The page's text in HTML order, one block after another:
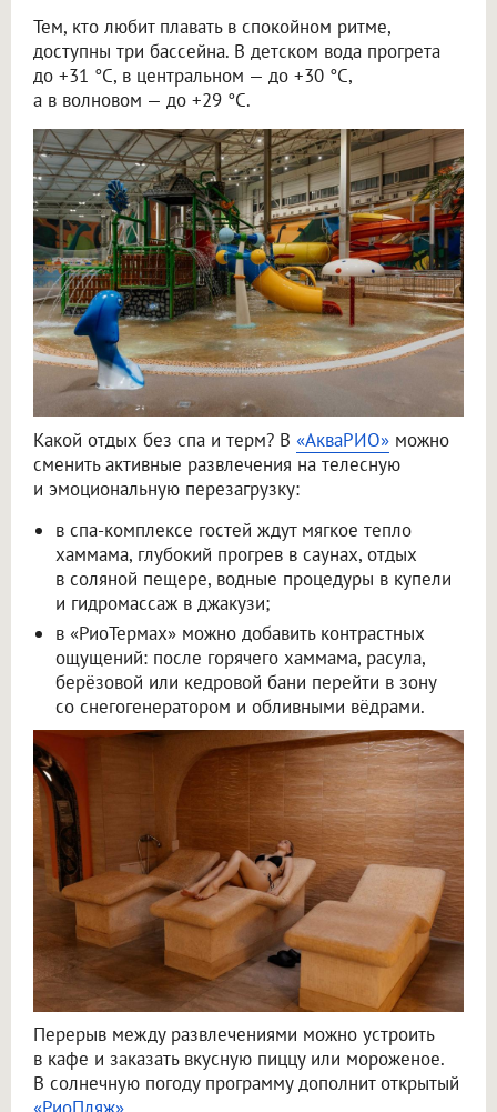
Тем, кто любит плавать в спокойном ритме,
доступны три бассейна. В детском вода прогрета
до +31 °C, в центральном — до +30 °C,
а в волновом — до +29 °C.
Какой отдых без спа и терм? В «АкваРИО» можно
сменить активные развлечения на телесную
и эмоциональную перезагрузку:
в спа-комплексе гостей ждут мягкое тепло
хаммама, глубокий прогрев в саунах, отдых
в соляной пещере, водные процедуры в купели
и гидромассаж в джакузи;
в «РиоТермах» можно добавить контрастных
ощущений: после горячего хаммама, расула,
берёзовой или кедровой бани перейти в зону
со снегогенератором и обливными вёдрами.
Перерыв между развлечениями можно устроить
в кафе и заказать вкусную пиццу или мороженое.
В солнечную погоду программу дополнит открытый